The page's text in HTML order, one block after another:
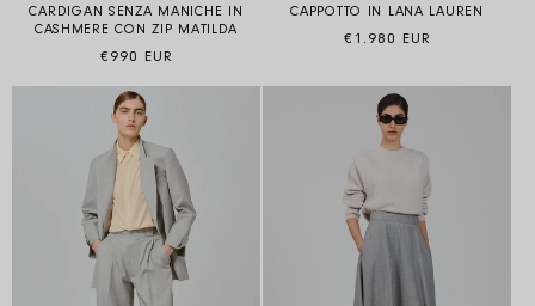
CARDIGAN SENZA MANICHE IN
CASHMERE CON ZIP MATILDA
Prezzo di listino
€990 EUR
CAPPOTTO IN LANA LAUREN
Prezzo di listino
€1.980 EUR